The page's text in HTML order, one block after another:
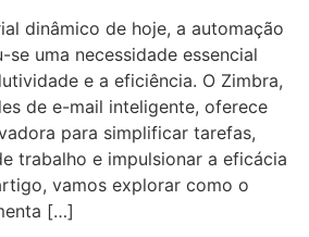
dinâmico de hoje, a automação
uma necessidade essencial
e a eficiência. O Zimbra,
de e-mail inteligente, oferece
para simplificar tarefas,
trabalho e impulsionar a eficácia
vamos explorar como o
[…]